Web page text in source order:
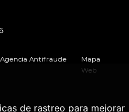
de rastreo para mejorar
Agencia Antifraude
Mapa
Web